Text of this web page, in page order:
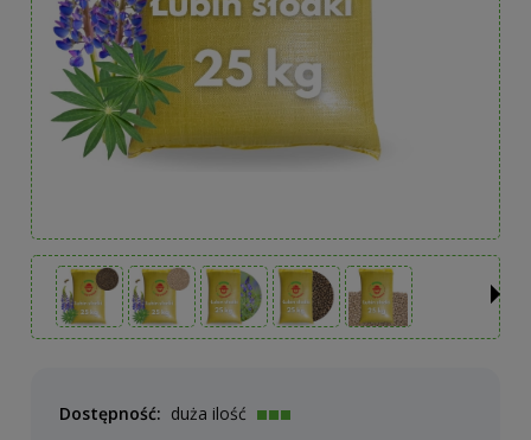
Dostępność: duża ilość